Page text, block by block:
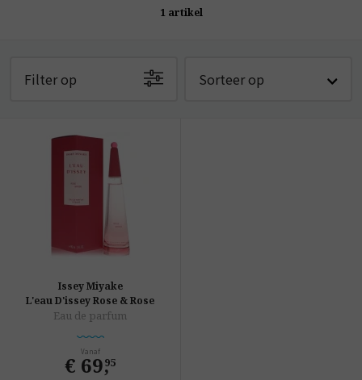
1 artikel
Filter op Sorteer op
Issey Miyake
L'eau D'issey Rose & Rose
Eau de parfum
Vanaf
€ 69,
95